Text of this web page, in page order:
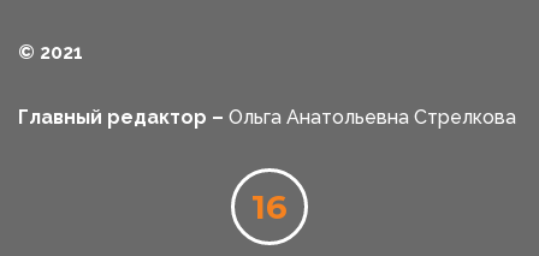
© 2021
Главный редактор – Ольга Анатольевна Стрелкова
16